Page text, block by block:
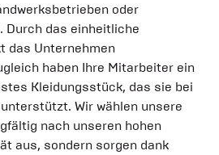
oder
Durch das einheitliche
das Unternehmen
haben Ihre Mitarbeiter ein
Kleidungsstück, das sie bei
Wir wählen unsere
nach unseren hohen
aus, sondern sorgen dank